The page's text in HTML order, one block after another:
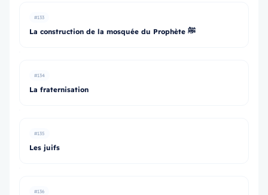
#133
La construction de la mosquée du Prophète ﷺ
#134
La fraternisation
#135
Les juifs
#136